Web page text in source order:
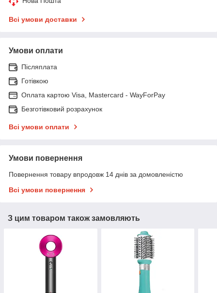
Всі умови доставки
Умови оплати
Післяплата
Готівкою
Оплата картою Visa, Mastercard - WayForPay
Безготівковий розрахунок
Всі умови оплати
Умови повернення
Повернення товару впродовж 14 днів за домовленістю
Всі умови повернення
З цим товаром також замовляють